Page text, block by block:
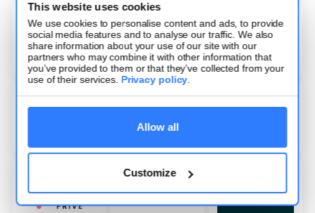
This website uses cookies
We use cookies to personalise content and ads, to provide
social media features and to analyse our traffic. We also
share information about your use of our site with our
partners who may combine it with other information that
you’ve provided to them or that they’ve collected from your
use of their services. Privacy policy.
Allow all
Customize